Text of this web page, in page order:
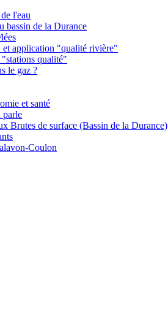
l'eau
bassin de la Durance
application "qualité rivière"
qualité"
le gaz ?
et santé
parle
Brutes de surface (Bassin de la Durance)
Coulon